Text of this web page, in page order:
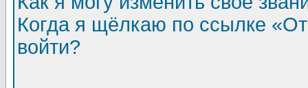
Когда я щёлкаю по ссылке
войти?